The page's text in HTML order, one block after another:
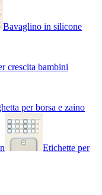
Bavaglino in silicone
crescita bambini
per borsa e zaino
Etichette per